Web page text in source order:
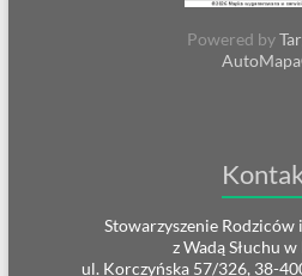
Powered by
Stowarzyszenie Rodziców
z Wadą Słuchu
ul. Korczyńska 57/326, 38-